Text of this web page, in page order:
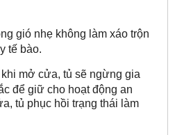
gió nhẹ không làm xáo trộn
tế bào.
mở cửa, tủ sẽ ngừng gia
để giữ cho hoạt động an
tủ phục hồi trạng thái làm